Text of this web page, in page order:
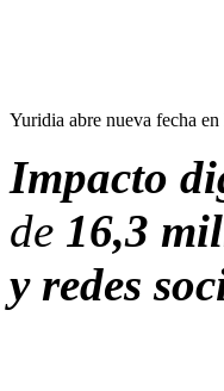
Yuridia abre nueva fecha
Impacto
de 16,3
y redes